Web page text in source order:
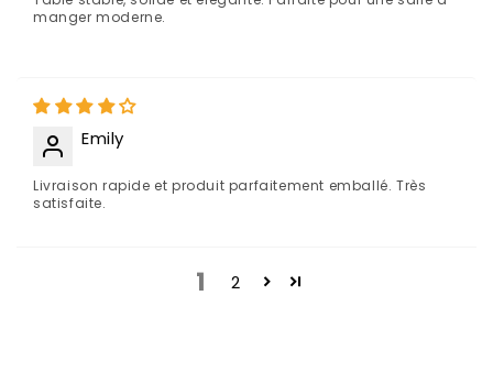
manger moderne.
Emily
Livraison rapide et produit parfaitement emballé. Très
satisfaite.
1 2